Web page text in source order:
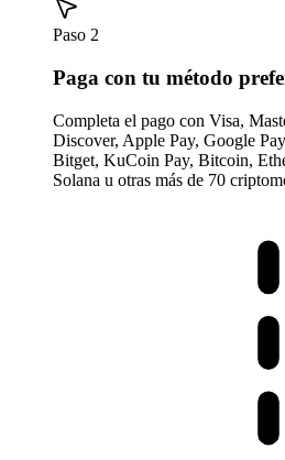
Paso 2
Paga con tu método
Completa el pago con Visa,
Discover, Apple Pay, Google
Bitget, KuCoin Pay, Bitcoin,
Solana u otras más de 70